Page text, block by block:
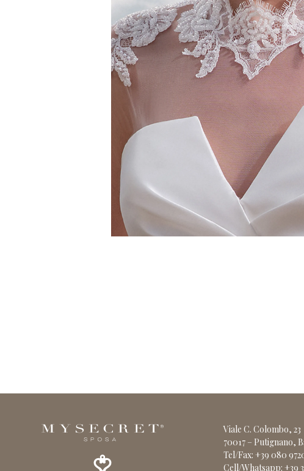
Viale C. Colombo, 23
70017 – Putignano,
Tel/Fax: +39 080
Cell/Whatsapp: +39